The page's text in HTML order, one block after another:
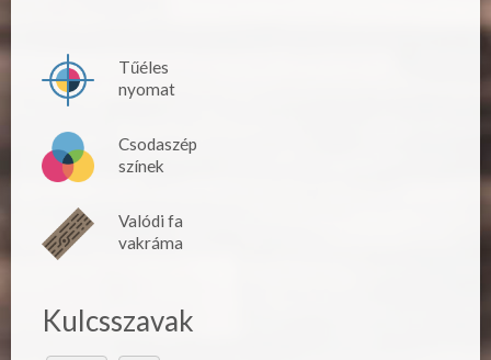
Tűéles
nyomat
Csodaszép
színek
Valódi fa
vakráma
Kulcsszavak